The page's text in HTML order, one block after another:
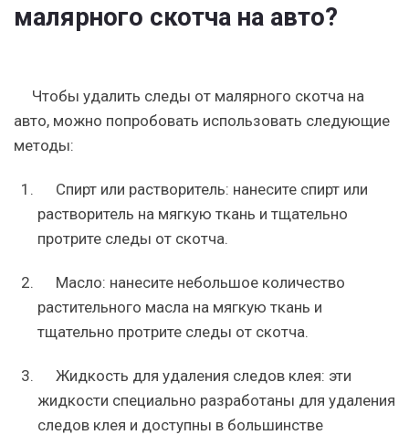
малярного скотча на авто?
Чтобы удалить следы от малярного скотча на
авто, можно попробовать использовать следующие
методы:
Спирт или растворитель: нанесите спирт или
растворитель на мягкую ткань и тщательно
протрите следы от скотча.
Масло: нанесите небольшое количество
растительного масла на мягкую ткань и
тщательно протрите следы от скотча.
Жидкость для удаления следов клея: эти
жидкости специально разработаны для удаления
следов клея и доступны в большинстве